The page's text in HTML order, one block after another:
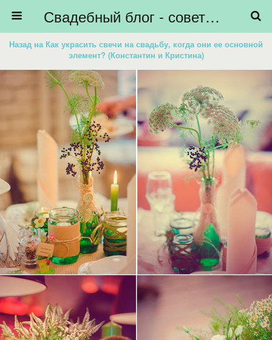
Свадебный блог - советы невестам, подготовка к свадьбе - HiBride
Назад на Как украсить свечи на свадьбу, когда они ее основной
элемент? (Константин и Кристина)